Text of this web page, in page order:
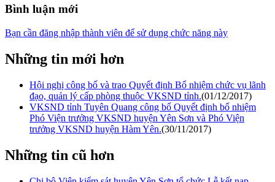
Bình luận mới
Bạn cần đăng nhập thành viên để sử dụng chức năng này
Những tin mới hơn
Hội nghị công bố và trao Quyết định Bổ nhiệm chức vụ lãnh
đạo, quản lý cấp phòng thuộc VKSND tỉnh.(01/12/2017)
VKSND tỉnh Tuyên Quang công bố Quyết định bổ nhiệm
Phó Viện trưởng VKSND huyện Yên Sơn và Phó Viện
trưởng VKSND huyện Hàm Yên.(30/11/2017)
Những tin cũ hơn